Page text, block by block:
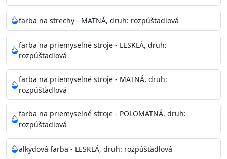
pri relatívnej vlhkosti nad 80%.
Nepoužitá farba vyžaduje špeciálne zaobchádzanie na
bezpečnú likvidáciu.
Riedenie: do 10% vodou, podľa spôsobu aplikácie
Doba schnutia na dotyk
Doba na druhý náter: 3-4 hodiny
Balenie : 750ml, 1l, 3l, 9l, 15l
Výdatnosť na jednu vrstvu
Aplikácia: štetec, valček, striekacia pištoľ
Povrchová úprava: 1
farba na strechy - MATNÁ, druh: rozpúšťadlová
farba na priemyselné stroje - LESKLÁ, druh:
rozpúšťadlová
farba na priemyselné stroje - MATNÁ, druh:
rozpúšťadlová
farba na priemyselné stroje - POLOMATNÁ, druh:
rozpúšťadlová
alkydová farba - LESKLÁ, druh: rozpúšťadlová